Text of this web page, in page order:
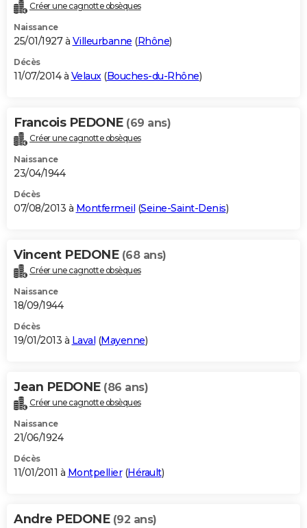
Créer une cagnotte obsèques
Naissance
25/01/1927 à Villeurbanne (Rhône)
Décès
11/07/2014 à Velaux(Bouches-du-Rhône)
Francois PEDONE (69 ans)
Créer une cagnotte obsèques
Naissance
23/04/1944
Décès
07/08/2013 à Montfermeil (Seine-Saint-Denis)
Vincent PEDONE (68 ans)
Créer une cagnotte obsèques
Naissance
18/09/1944
Décès
19/01/2013 à Laval (Mayenne)
Jean PEDONE (86 ans)
Créer une cagnotte obsèques
Naissance
21/06/1924
Décès
11/01/2011 à Montpellier(Hérault)
Andre PEDONE (92 ans)